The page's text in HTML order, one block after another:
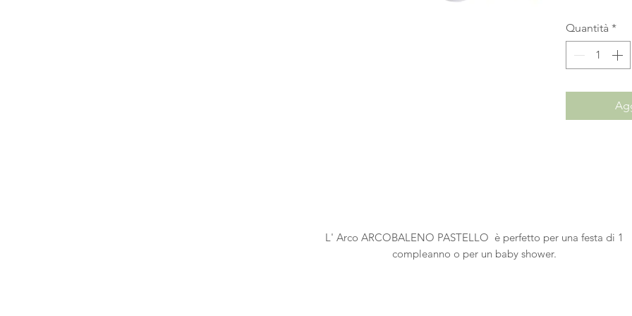
Quantità *
L' Arco ARCOBALENO PASTELLO è perfetto per una festa di 1
compleanno o per un baby shower.